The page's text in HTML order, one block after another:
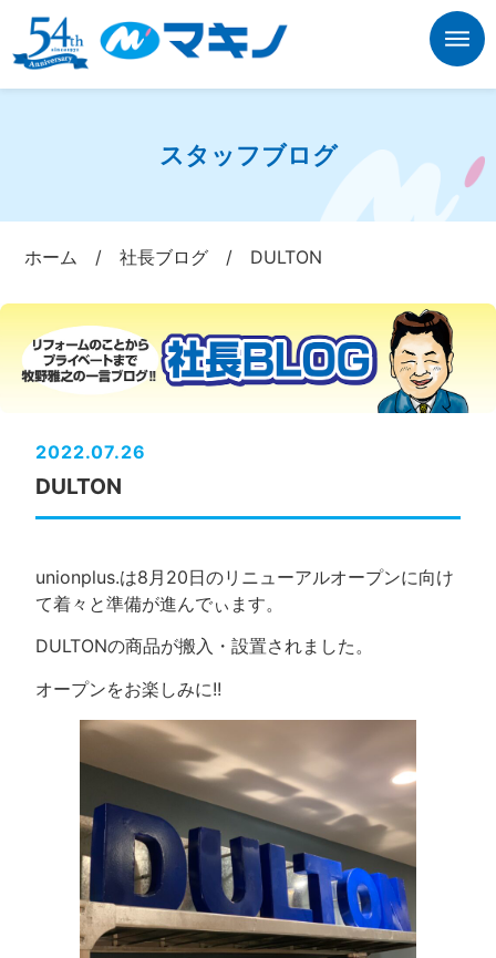
スタッフブログ
ホーム /社長ブログ / DULTON
2022.07.26
DULTON
unionplus.は8月20日のリニューアルオープンに向け
て着々と準備が進んでぃます。
DULTONの商品が搬入・設置されました。
オープンをお楽しみに!!